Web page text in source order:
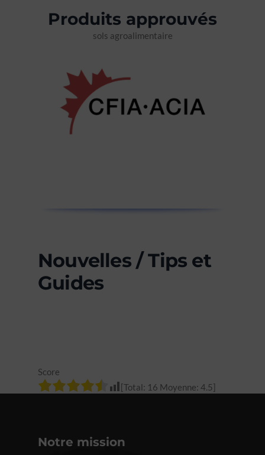
Produits approuvés
sols agroalimentaire
Nouvelles / Tips et
Guides
Score
[Total: 16 Moyenne: 4.5]
Notre mission